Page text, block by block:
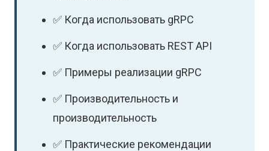
✅ Когда использовать gRPC
✅ Когда использовать REST API
✅ Примеры реализации gRPC
✅ Производительность и
производительность
✅ Практические рекомендации